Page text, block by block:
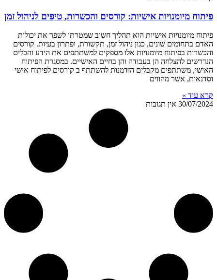
פיתוח מיומנויות אישיות: קורסים והכשרות, טיפים לניהול זמן
פיתוח מיומנויות אישיות הוא תהליך חשוב שמטרתו לשפר את יכולות
האדם בתחומים שונים, כגון ניהול זמן, תקשורת, ופתרון בעיות. קורסים
והכשרות בפיתוח מיומנויות אלו מספקים למשתתפים את הידע והכלים
הנדרשים להצלחה הן בעבודה והן בחיים האישיים. במסגרת הפיתוח
האישי, משתתפים מקבלים הזדמנות להשתתף ב קורסים לפיתוח אישי
וסדנאות, אשר מהווים
קרא עוד »
30/07/2024 אין תגובות